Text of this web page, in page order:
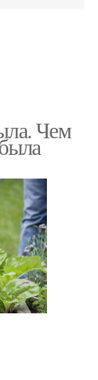
Чем